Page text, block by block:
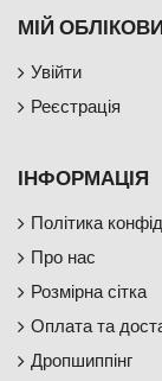
МІЙ
Увійти
Реєстрація
ІНФОРМАЦІЯ
Політика
Про нас
Розмірна сітка
Оплата та
Дропшиппінг